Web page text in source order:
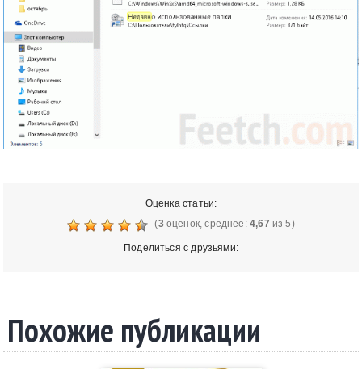
Оценка статьи:
(3оценок, среднее: 4,67 из 5)
Поделиться с друзьями:
Похожие публикации